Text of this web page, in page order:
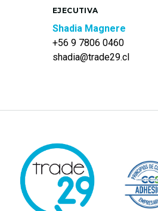
EJECUTIVA
Shadia Magnere
+56 9 7806 0460
shadia@trade29.cl